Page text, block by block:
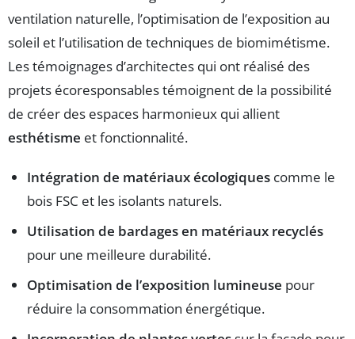
ventilation naturelle, l’optimisation de l’exposition au
soleil et l’utilisation de techniques de biomimétisme.
Les témoignages d’architectes qui ont réalisé des
projets écoresponsables témoignent de la possibilité
de créer des espaces harmonieux qui allient
esthétisme et fonctionnalité.
Intégration de matériaux écologiques comme le
bois FSC et les isolants naturels.
Utilisation de bardages en matériaux recyclés
pour une meilleure durabilité.
Optimisation de l’exposition lumineuse pour
réduire la consommation énergétique.